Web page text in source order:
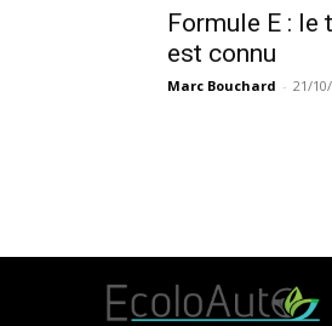
Formule E :
est connu
Marc Bouchard - 21/